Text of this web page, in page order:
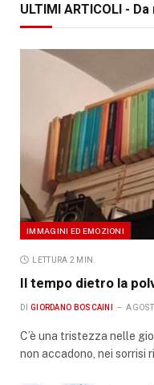
ULTIMI ARTICOLI -
IMMAGINI ED EMOZIONI
LETTURA 2 MIN.
Il tempo dietro la
DI GIORDANO BOSCAINI
C’è una tristezza nelle
non accadono, nei sorrisi